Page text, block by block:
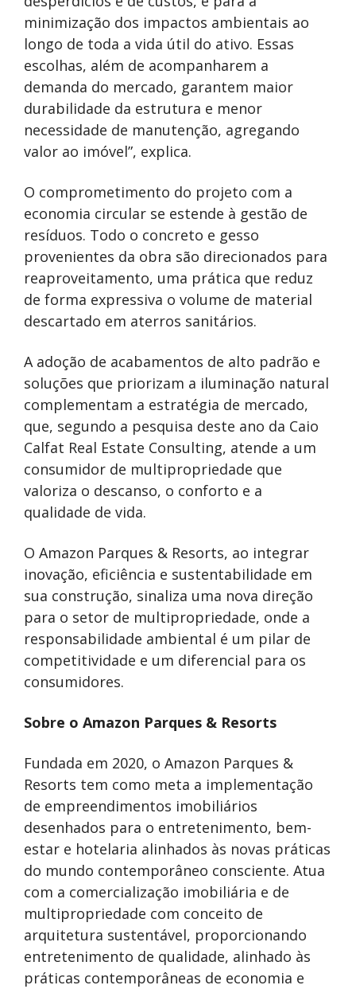
minimização dos impactos ambientais ao
longo de toda a vida útil do ativo. Essas
escolhas, além de acompanharem a
demanda do mercado, garantem maior
durabilidade da estrutura e menor
necessidade de manutenção, agregando
valor ao imóvel”, explica.
O comprometimento do projeto com a
economia circular se estende à gestão de
resíduos. Todo o concreto e gesso
provenientes da obra são direcionados para
reaproveitamento, uma prática que reduz
de forma expressiva o volume de material
descartado em aterros sanitários.
A adoção de acabamentos de alto padrão e
soluções que priorizam a iluminação natural
complementam a estratégia de mercado,
que, segundo a pesquisa deste ano da Caio
Calfat Real Estate Consulting, atende a um
consumidor de multipropriedade que
valoriza o descanso, o conforto e a
qualidade de vida.
O Amazon Parques & Resorts, ao integrar
inovação, eficiência e sustentabilidade em
sua construção, sinaliza uma nova direção
para o setor de multipropriedade, onde a
responsabilidade ambiental é um pilar de
competitividade e um diferencial para os
consumidores.
Sobre o Amazon Parques & Resorts
Fundada em 2020, o Amazon Parques &
Resorts tem como meta a implementação
de empreendimentos imobiliários
desenhados para o entretenimento, bem-
estar e hotelaria alinhados às novas práticas
do mundo contemporâneo consciente. Atua
com a comercialização imobiliária e de
multipropriedade com conceito de
arquitetura sustentável, proporcionando
entretenimento de qualidade, alinhado às
práticas contemporâneas de economia e